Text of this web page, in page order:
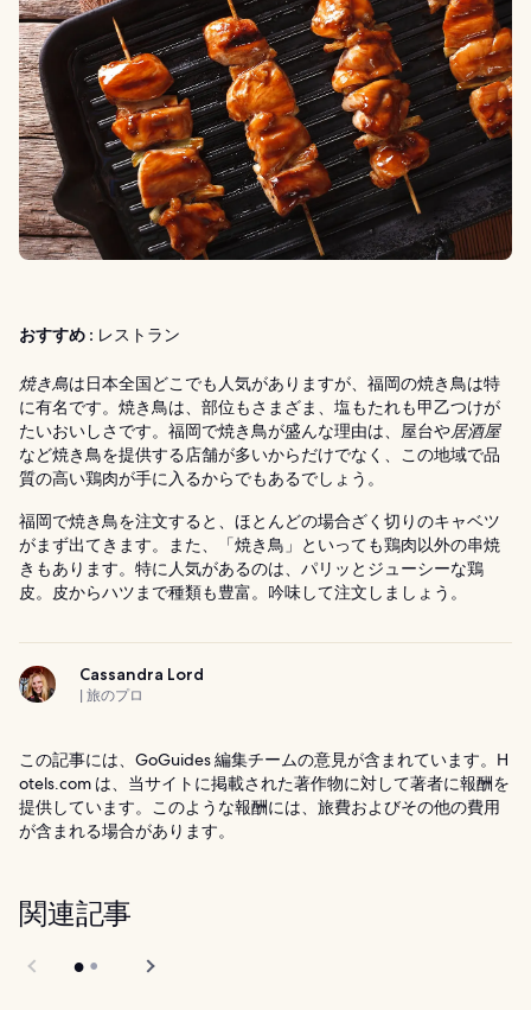
おすすめ : レストラン
焼き鳥は日本全国どこでも人気がありますが、福岡の焼き鳥は特
に有名です。焼き鳥は、部位もさまざま、塩もたれも甲乙つけが
たいおいしさです。福岡で焼き鳥が盛んな理由は、屋台や居酒屋
など焼き鳥を提供する店舗が多いからだけでなく、この地域で品
質の高い鶏肉が手に入るからでもあるでしょう。
福岡で焼き鳥を注文すると、ほとんどの場合ざく切りのキャベツ
がまず出てきます。また、「焼き鳥」といっても鶏肉以外の串焼
きもあります。特に人気があるのは、パリッとジューシーな鶏
皮。皮からハツまで種類も豊富。吟味して注文しましょう。
Cassandra Lord
| 旅のプロ
この記事には、GoGuides 編集チームの意見が含まれています。H
otels.com は、当サイトに掲載された著作物に対して著者に報酬を
提供しています。このような報酬には、旅費およびその他の費用
が含まれる場合があります。
関連記事